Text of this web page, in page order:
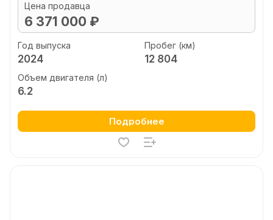
Цена продавца
6 371 000 ₽
Год выпуска
2024
Пробег (км)
12 804
Объем двигателя (л)
6.2
Подробнее